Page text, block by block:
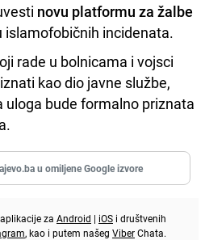
novu platformu za žalbe
islamofobičnih incidenata.
rade u bolnicama i vojsci
kao dio javne službe,
uloga bude formalno priznata
u omiljene Google izvore
za Android | iOS i društvenih
, kao i putem našeg ViberChata.